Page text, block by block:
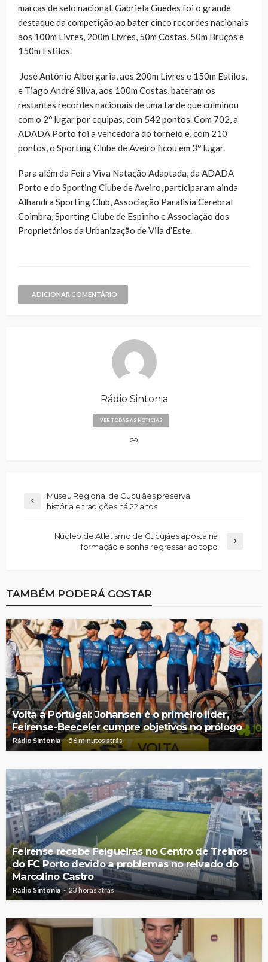
marcas de selo nacional. Gabriela Guedes foi o grande
destaque da competição ao bater cinco recordes nacionais
aos 100m Livres, 200m Livres, 50m Costas, 50m Bruços e
150m Estilos.
José António Albergaria, aos 200m Livres e 150m Estilos,
e Tiago André Silva, aos 100m Costas, bateram os
restantes recordes nacionais de uma tarde que culminou
com o 2º lugar por equipas, com 542 pontos. Com 702, a
ADADA Porto foi a vencedora do torneio e, com 210
pontos, o Sporting Clube de Aveiro ficou em 3º lugar.
Para além da Feira Viva Natação Adaptada, da ADADA
Porto e do Sporting Clube de Aveiro, participaram ainda
Alhandra Sporting Club, Associação Paralisia Cerebral
Coimbra, Sporting Clube de Espinho e Associação dos
Proprietários da Urbanização de Vila d’Este.
ADICIONAR COMENTÁRIO
Rádio Sintonia
VER TODAS AS NOTÍCIAS
Museu Regional de Cucujães preserva
história e tradições há 22 anos
Núcleo de Atletismo de Cucujães aposta na
formação e sonha regressar ao topo
TAMBÉM PODERÁ GOSTAR
Volta a Portugal: Johansen é o primeiro líder,
Feirense-Beeceler cumpre objetivos no prólogo
Rádio Sintonia 56 minutos atrás
Feirense recebe Felgueiras no Centro de Treinos
do FC Porto devido a problemas no relvado do
Marcolino Castro
Rádio Sintonia 23 horas atrás